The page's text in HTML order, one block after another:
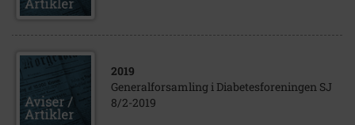
2019
Generalforsamling i Diabetesforeningen SJ
8/2-2019